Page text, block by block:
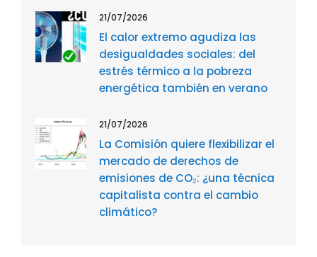
21/07/2026
El calor extremo agudiza las
desigualdades sociales: del
estrés térmico a la pobreza
energética también en verano
21/07/2026
La Comisión quiere flexibilizar el
mercado de derechos de
emisiones de CO₂: ¿una técnica
capitalista contra el cambio
climático?